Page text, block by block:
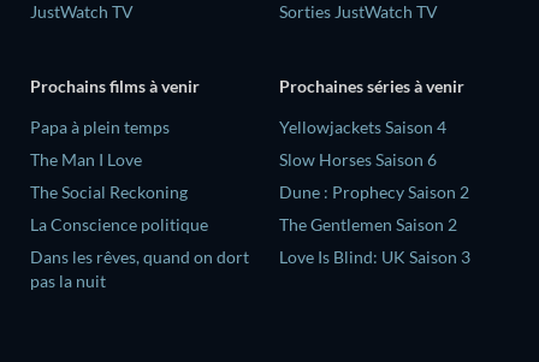
JustWatch TV
Sorties JustWatch TV
Prochains films à venir
‎Papa à plein temps
The Man I Love
The Social Reckoning
La Conscience politique
Dans les rêves, quand on dort
pas la nuit
Prochaines séries à venir
Yellowjackets Saison 4
Slow Horses Saison 6
Dune : Prophecy Saison 2
The Gentlemen Saison 2
Love Is Blind: UK Saison 3